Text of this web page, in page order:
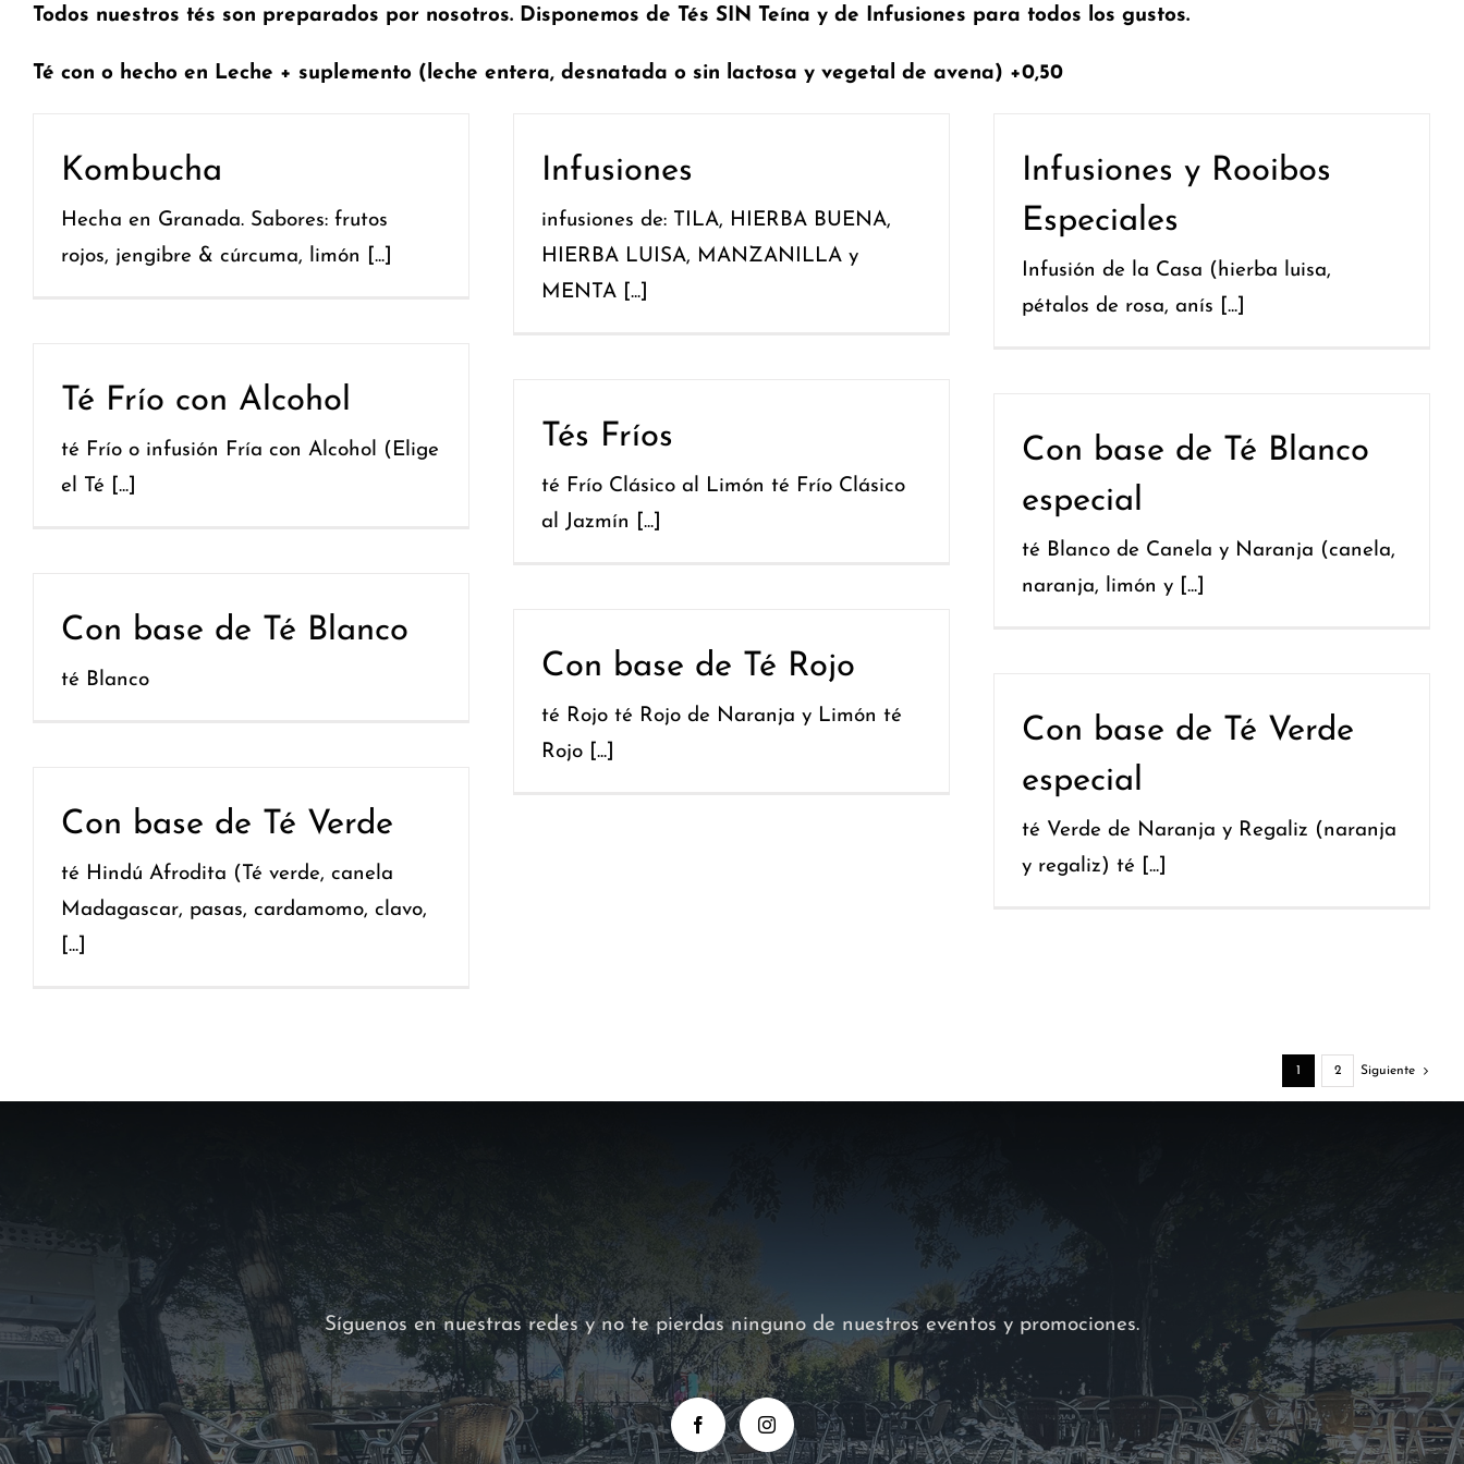
Todos nuestros tés son preparados por nosotros. Disponemos de Tés SIN Teína y de Infusiones para todos los gustos.
Té con o hecho en Leche + suplemento (leche entera, desnatada o sin lactosa y vegetal de avena) +0,50
Kombucha
Hecha en Granada. Sabores: frutos
rojos, jengibre & cúrcuma, limón [...]
Infusiones
infusiones de: TILA, HIERBA BUENA,
HIERBA LUISA, MANZANILLA y
MENTA [...]
Infusiones y Rooibos
Especiales
Infusión de la Casa (hierba luisa,
pétalos de rosa, anís [...]
Té Frío con Alcohol
té Frío o infusión Fría con Alcohol (Elige
el Té [...]
Tés Fríos
té Frío Clásico al Limón té Frío Clásico
al Jazmín [...]
Con base de Té Blanco
especial
té Blanco de Canela y Naranja (canela,
naranja, limón y [...]
Con base de Té Blanco
té Blanco Con base de Té Rojo
té Rojo té Rojo de Naranja y Limón té
Rojo [...]
Con base de Té Verde
especial
té Verde de Naranja y Regaliz (naranja
y regaliz) té [...]
Con base de Té Verde
té Hindú Afrodita (Té verde, canela
Madagascar, pasas, cardamomo, clavo,
[...]
1 2 Siguiente
Síguenos en nuestras redes y no te pierdas ninguno de nuestros eventos y promociones.